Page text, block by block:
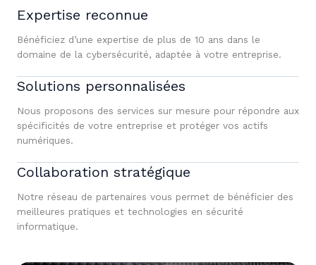
Expertise reconnue
Bénéficiez d’une expertise de plus de 10 ans dans le
domaine de la cybersécurité, adaptée à votre entreprise.
Solutions personnalisées
Nous proposons des services sur mesure pour répondre aux
spécificités de votre entreprise et protéger vos actifs
numériques.
Collaboration stratégique
Notre réseau de partenaires vous permet de bénéficier des
meilleures pratiques et technologies en sécurité
informatique.